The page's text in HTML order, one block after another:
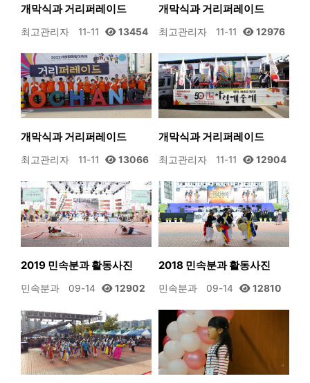
개막식과 거리퍼레이드
최고관리자 11-11 13454
개막식과 거리퍼레이드
최고관리자 11-11 12976
개막식과 거리퍼레이드
최고관리자 11-11 13066
개막식과 거리퍼레이드
최고관리자 11-11 12904
2019 민속분과 활동사진
민속분과 09-14 12902
2018 민속분과 활동사진
민속분과 09-14 12810